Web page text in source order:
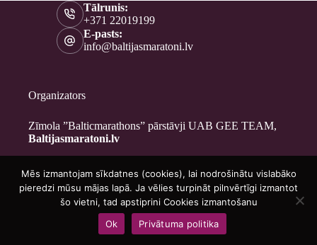
Tālrunis:
+371 22019199
E-pasts:
info@baltijasmaratoni.lv
Organizators
Zīmola ”Balticmarathons” pārstāvji UAB GEE TEAM,
Baltijasmaratoni.lv
Kontakti
Par mums
Brīvprātīgajiem
Privātuma politika
Copyright © 2026 - Baltijasmaratoni.lv
Mēs izmantojam sīkdatnes (cookies), lai nodrošinātu vislabāko
pieredzi mūsu mājas lapā. Ja vēlies turpināt pilnvērtīgi izmantot
šo vietni, tad apstiprini Cookies izmantošanu
Ok
Privātuma politika